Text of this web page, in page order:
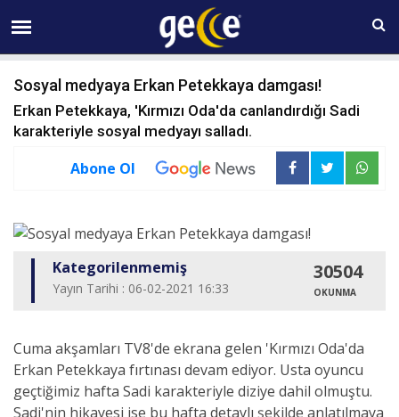
07 AĞUSTOS Cuma 12:34
Sosyal medyaya Erkan Petekkaya damgası!
Erkan Petekkaya, 'Kırmızı Oda'da canlandırdığı Sadi
karakteriyle sosyal medyayı salladı.
Abone Ol
Kategorilenmemiş
Yayın Tarihi : 06-02-2021 16:33
30504
OKUNMA
Cuma akşamları TV8'de ekrana gelen 'Kırmızı Oda'da
Erkan Petekkaya fırtınası devam ediyor. Usta oyuncu
geçtiğimiz hafta Sadi karakteriyle diziye dahil olmuştu.
Sadi'nin hikayesi ise bu hafta detaylı şekilde anlatılmaya